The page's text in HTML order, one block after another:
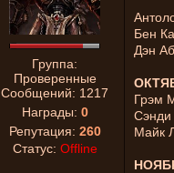
Группа:
Проверенные
Сообщений: 1217
Награды: 0
Репутация: 260
Статус: Offline
Бен
Дэн
Грэм
Сэнди
Майк